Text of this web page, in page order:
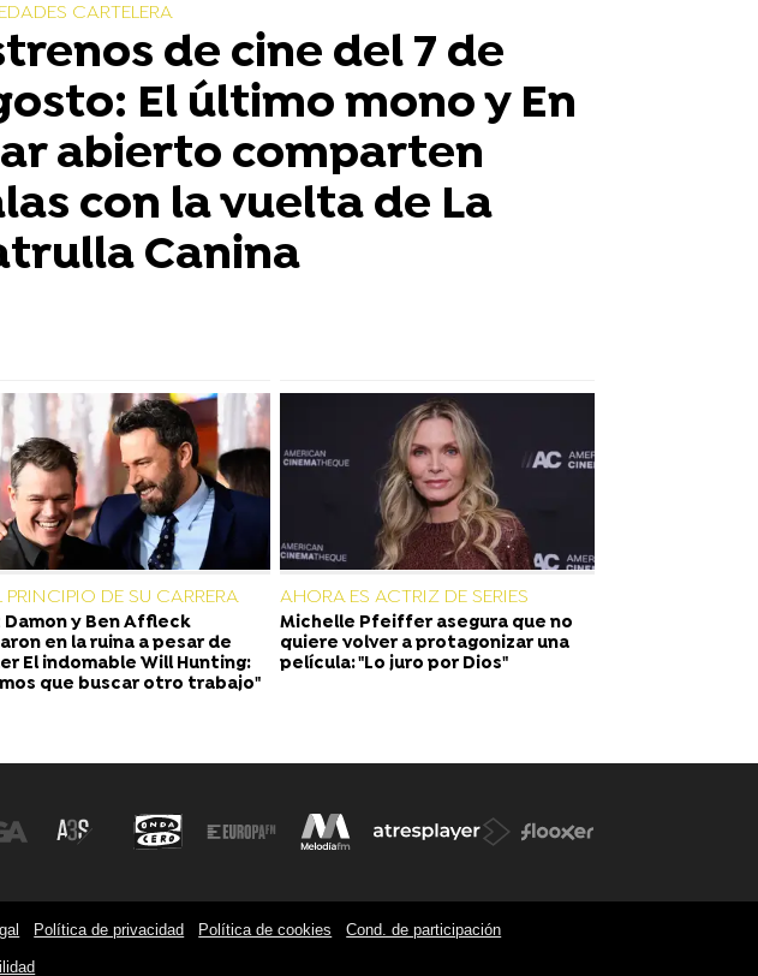
CARTELERA
de cine del 7 de
El último mono y En
abierto comparten
con la vuelta de La
Canina
PRINCIPIO DE SU CARRERA
y Ben Affleck
en la ruina a pesar de
El indomable Will Hunting:
que buscar otro trabajo"
AHORA ES ACTRIZ DE SERIES
Michelle Pfeiffer asegura que no
quiere volver a protagonizar una
película: "Lo juro por Dios"
Política de privacidad Política de cookies Cond. de participación